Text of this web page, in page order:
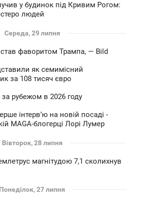
у будинок під Кривим Рогом:
людей
Середа, 29 липня
фаворитом Трампа, — Bild
як семимісний
за 108 тисяч євро
рубежом в 2026 году
інтервʼю на новій посаді -
MAGA-блогерці Лорі Лумер
Вівторок, 28 липня
магнітудою 7,1 сколихнув
Понеділок, 27 липня